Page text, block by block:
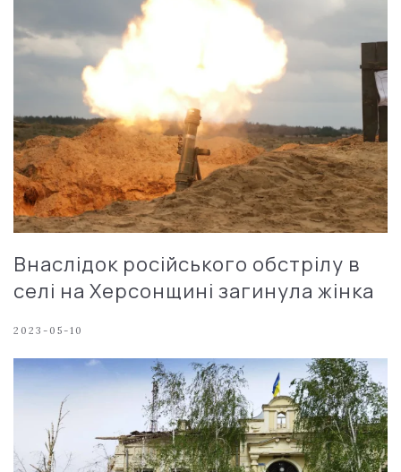
Внаслідок російського обстрілу в
селі на Херсонщині загинула жінка
2023-05-10